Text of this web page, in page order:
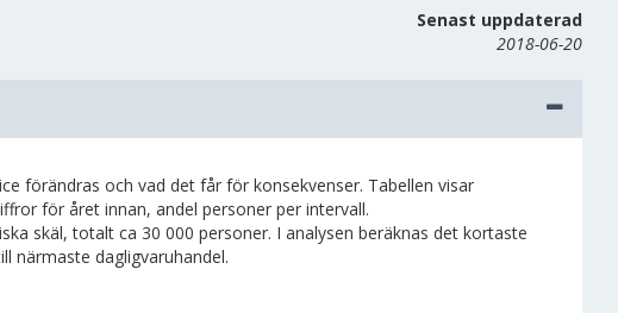
Senast uppdaterad
2018-06-20
förändras och vad det får för konsekvenser. Tabellen visar
för året innan, andel personer per intervall.
skäl, totalt ca 30 000 personer. I analysen beräknas det kortaste
närmaste dagligvaruhandel.